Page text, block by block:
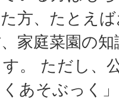
方、たとえ
家庭菜園の
。 ただし、
あそぶっく